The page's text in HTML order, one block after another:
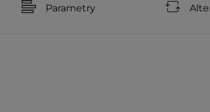
Parametry